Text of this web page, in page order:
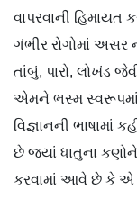
વાપરવાની
ગંભીર રોગોમાં અસર
તાંબું, પારો, લોખંડ
એમને ભસ્મ
વિજ્ઞાનની ભાષામાં
છે જ્યાં ધાતુના કણોને
કરવામાં આવે છે કે એ